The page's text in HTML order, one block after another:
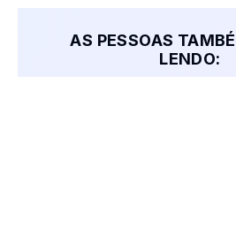
AS PESSOAS
LENDO: